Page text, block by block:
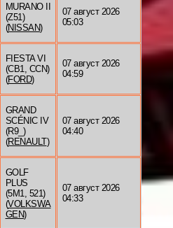
MURANO II
(Z51)
(NISSAN)
07 август 2026
05:03
FIESTA VI
(CB1, CCN)
(FORD)
07 август 2026
04:59
GRAND
SCÉNIC IV
(R9_)
(RENAULT)
07 август 2026
04:40
GOLF
PLUS
(5M1, 521)
(VOLKSWA
GEN)
07 август 2026
04:33